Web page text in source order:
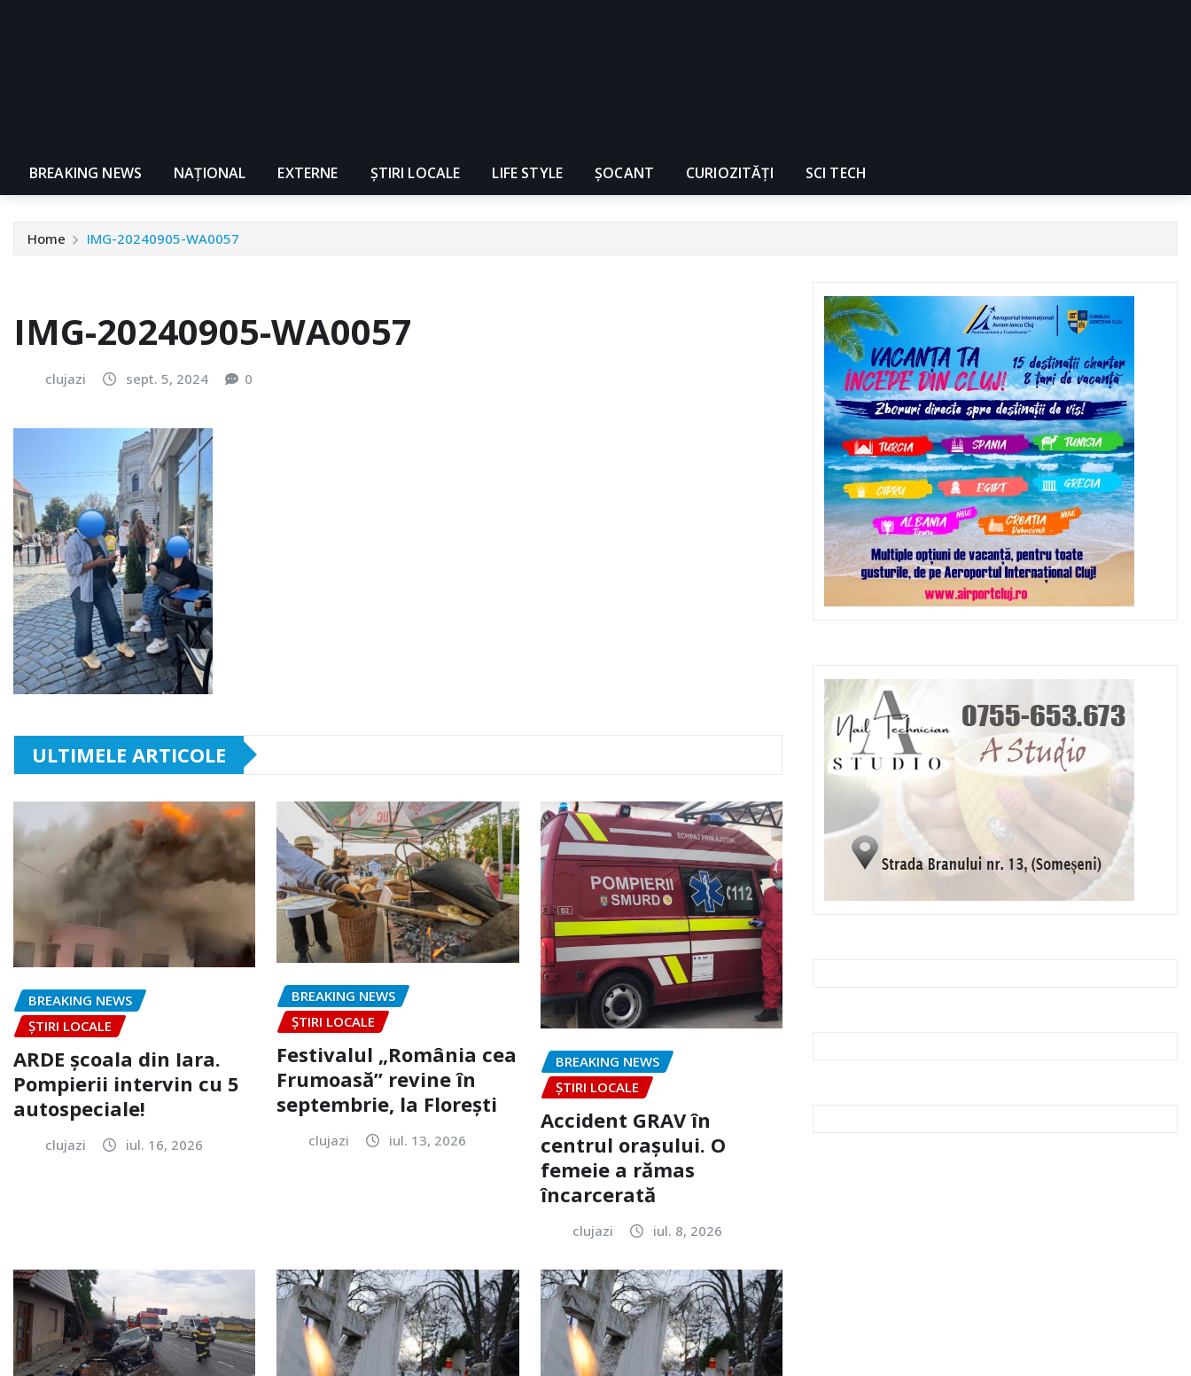
BREAKING NEWS NAŢIONAL EXTERNE ȘTIRI LOCALE LIFE STYLE ȘOCANT CURIOZITĂȚI SCI TECH
Home IMG-20240905-WA0057
IMG-20240905-WA0057
clujazi sept. 5, 2024 0
ULTIMELE ARTICOLE
BREAKING NEWS
ȘTIRI LOCALE
ARDE școala din Iara.
Pompierii intervin cu 5
autospeciale!
clujazi iul. 16, 2026
BREAKING NEWS
ȘTIRI LOCALE
Festivalul „România cea
Frumoasă” revine în
septembrie, la Florești
clujazi iul. 13, 2026
BREAKING NEWS
ȘTIRI LOCALE
Accident GRAV în
centrul orașului. O
femeie a rămas
încarcerată
clujazi iul. 8, 2026